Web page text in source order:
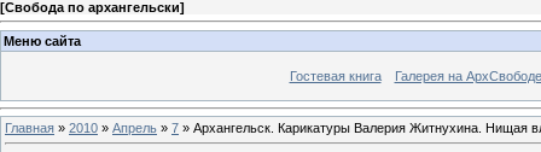
[Свобода по архангельски]
Меню сайта
Гостевая книга Галерея на АрхСвободе
Главная » 2010 » Апрель » 7 » Архангельск. Карикатуры Валерия Житнухина. Нищая